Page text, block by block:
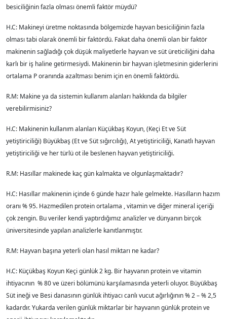
besiciliğinin fazla olması önemli faktör müydü?
H.C: Makineyi üretme noktasında bölgemizde hayvan besiciliğinin fazla
olması tabi olarak önemli bir faktördü. Fakat daha önemli olan bir faktör
makinenin sağladığı çok düşük maliyetlerle hayvan ve süt üreticiliğini daha
karlı bir iş haline getirmesiydi. Makinenin bir hayvan işletmesinin giderlerini
ortalama P oranında azaltması benim için en önemli faktördü.
R.M: Makine ya da sistemin kullanım alanları hakkında da bilgiler
verebilirmisiniz?
H.C: Makinenin kullanım alanları Küçükbaş Koyun, (Keçi Et ve Süt
yetiştiriciliği) Büyükbaş (Et ve Süt sığırcılığı), At yetiştiriciliği, Kanatlı hayvan
yetiştiriciliği ve her türlü ot ile beslenen hayvan yetiştiriciliği.
R.M: Hasıllar makinede kaç gün kalmakta ve olgunlaşmaktadır?
H.C: Hasıllar makinenin içinde 6 günde hazır hale gelmekte. Hasılların hazım
oranı % 95. Hazmedilen protein ortalama , vitamin ve diğer mineral içeriği
çok zengin. Bu veriler kendi yaptırdığımız analizler ve dünyanın birçok
üniversitesinde yapılan analizlerle kanıtlanmıştır.
R.M: Hayvan başına yeterli olan hasıl miktarı ne kadar?
H.C: Küçükbaş Koyun Keçi günlük 2 kg. Bir hayvanın protein ve vitamin
ihtiyacının % 80 ve üzeri bölümünü karşılamasında yeterli oluyor. Büyükbaş
Süt ineği ve Besi danasının günlük ihtiyacı canlı vucut ağırlığının % 2 – % 2,5
kadardır. Yukarda verilen günlük miktarlar bir hayvanın günlük protein ve